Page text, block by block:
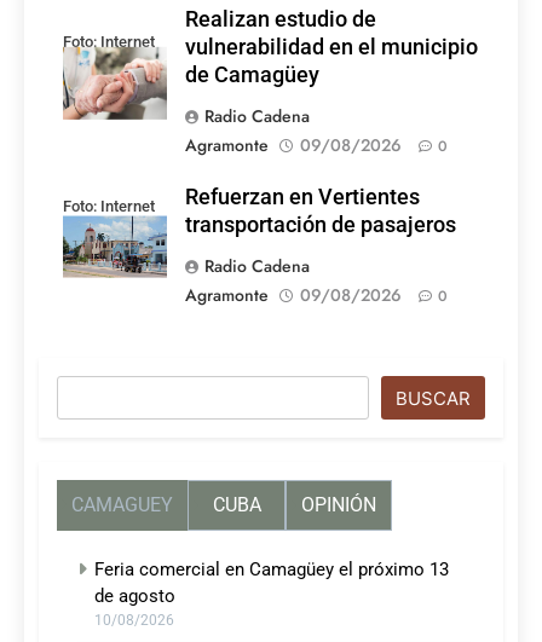
Foto: Internet
Realizan estudio de
vulnerabilidad en el municipio
de Camagüey
Radio Cadena
Agramonte
09/08/2026 0
Foto: Internet
Refuerzan en Vertientes
transportación de pasajeros
Radio Cadena
Agramonte
09/08/2026 0
BUSCAR
CAMAGUEY CUBA OPINIÓN
Feria comercial en Camagüey el próximo 13
de agosto
10/08/2026